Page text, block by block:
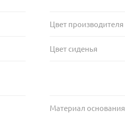
Цвет производителя
Цвет сиденья
Материал основания